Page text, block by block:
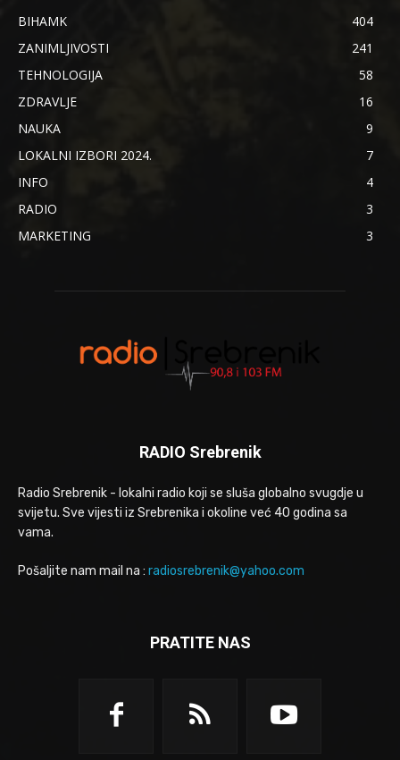
BIHAMK
404
ZANIMLJIVOSTI
241
TEHNOLOGIJA
58
ZDRAVLJE
16
NAUKA
9
LOKALNI IZBORI 2024.
7
INFO
4
RADIO
3
MARKETING
3
RADIO Srebrenik
Radio Srebrenik - lokalni radio koji se sluša globalno svugdje u
svijetu. Sve vijesti iz Srebrenika i okoline već 40 godina sa
vama.
Pošaljite nam mail na : radiosrebrenik@yahoo.com
PRATITE NAS